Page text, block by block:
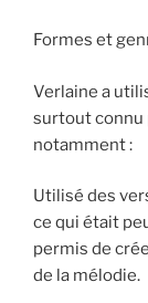
Formes et
Verlaine a
surtout connu
notamment :
Utilisé des
ce qui était
permis de
de la mélodie.